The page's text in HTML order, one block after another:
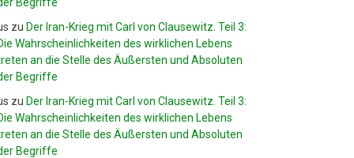
zu Der Iran-Krieg mit Carl von Clausewitz. Teil 3:
Wahrscheinlichkeiten des wirklichen Lebens
an die Stelle des Äußersten und Absoluten
Begriffe
zu Der Iran-Krieg mit Carl von Clausewitz. Teil 3:
Wahrscheinlichkeiten des wirklichen Lebens
an die Stelle des Äußersten und Absoluten
Begriffe